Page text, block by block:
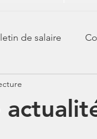
de salaire
Rémunération